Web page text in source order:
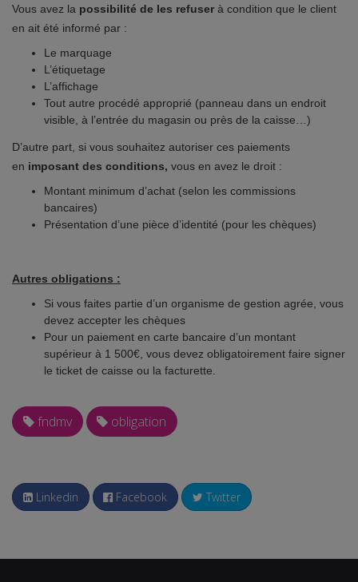
Vous avez la possibilité de les refuser à condition que le client
en ait été informé par :
Le marquage
L’étiquetage
L’affichage
Tout autre procédé approprié (panneau dans un endroit
visible, à l’entrée du magasin ou près de la caisse…)
D’autre part, si vous souhaitez autoriser ces paiements
en imposant des conditions, vous en avez le droit :
Montant minimum d’achat (selon les commissions
bancaires)
Présentation d’une pièce d’identité (pour les chèques)
Autres obligations :
Si vous faites partie d’un organisme de gestion agrée, vous
devez accepter les chèques
Pour un paiement en carte bancaire d’un montant
supérieur à 1 500€, vous devez obligatoirement faire signer
le ticket de caisse ou la facturette.
fndmv obligation
Linkedin Facebook Twitter